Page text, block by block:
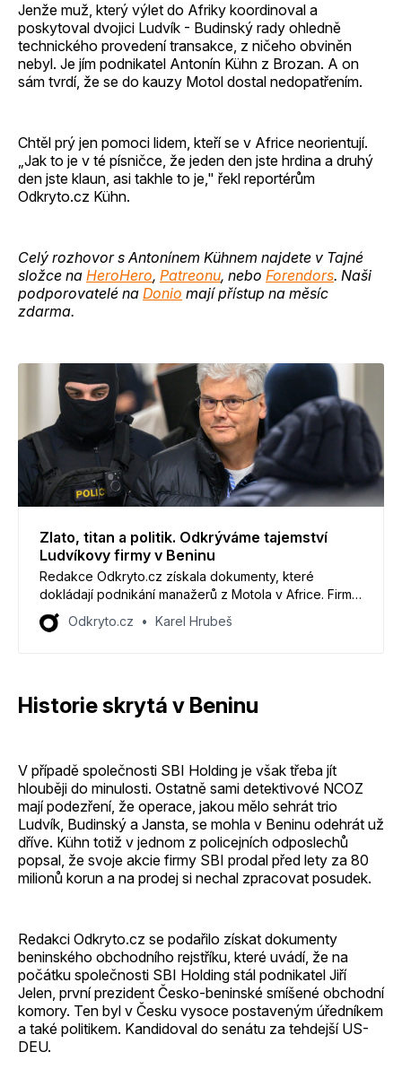
Jenže muž, který výlet do Afriky koordinoval a
poskytoval dvojici Ludvík - Budinský rady ohledně
technického provedení transakce, z ničeho obviněn
nebyl. Je jím podnikatel Antonín Kühn z Brozan. A on
sám tvrdí, že se do kauzy Motol dostal nedopatřením.
Chtěl prý jen pomoci lidem, kteří se v Africe neorientují.
„Jak to je v té písničce, že jeden den jste hrdina a druhý
den jste klaun, asi takhle to je," řekl reportérům
Odkryto.cz Kühn.
Celý rozhovor s Antonínem Kühnem najdete v Tajné
složce na HeroHero, Patreonu, nebo Forendors. Naši
podporovatelé na Donio mají přístup na měsíc
zdarma.
Zlato, titan a politik. Odkrýváme tajemství
Ludvíkovy firmy v Beninu
Redakce Odkryto.cz získala dokumenty, které
dokládají podnikání manažerů z Motola v Africe. Firmu,
již ovládli v Beninu, dříve podle tamního obchodního
rejstříku spoluvlastnil vysoce postavený regionální
Odkryto.cz Karel Hrubeš
Historie skrytá v Beninu
V případě společnosti SBI Holding je však třeba jít
hlouběji do minulosti. Ostatně sami detektivové NCOZ
mají podezření, že operace, jakou mělo sehrát trio
Ludvík, Budinský a Jansta, se mohla v Beninu odehrát už
dříve. Kühn totiž v jednom z policejních odposlechů
popsal, že svoje akcie firmy SBI prodal před lety za 80
milionů korun a na prodej si nechal zpracovat posudek.
Redakci Odkryto.cz se podařilo získat dokumenty
beninského obchodního rejstříku, které uvádí, že na
počátku společnosti SBI Holding stál podnikatel Jiří
Jelen, první prezident Česko-beninské smíšené obchodní
komory. Ten byl v Česku vysoce postaveným úředníkem
a také politikem. Kandidoval do senátu za tehdejší US-
DEU.